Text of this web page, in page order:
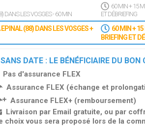
DANS LES VOSGES - 60 MIN
60 MIN + 15
ET DÉBRIEFING
(88) DANS LES VOSGES +
60 MIN + 15
BRIEFING ET
SANS DATE : LE BÉNÉFICIAIRE DU
d'assurance FLEX
Assurance FLEX (échange et
Assurance FLEX+ (remboursement)
Livraison par Email gratuite, ou par
vous sera proposé lors de la